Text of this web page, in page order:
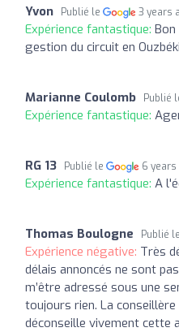
Yvon Publié le 3 years
Expérience fantastique: Bon
gestion du circuit en
Marianne Coulomb Publié
Expérience fantastique:
RG 13 Publié le 6 years
Expérience fantastique: A
Thomas Boulogne Publié le
Expérience négative: Très
délais annoncés ne sont
m’être adressé sous une
toujours rien. La conseillère
déconseille vivement cette